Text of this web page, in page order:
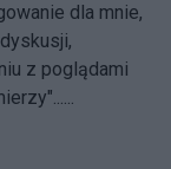
dla mnie,
z poglądami